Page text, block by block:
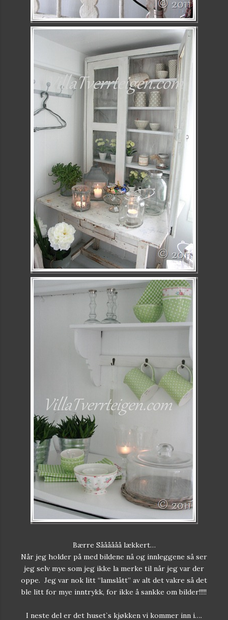
Bærre Såååååå lækkert…
Når jeg holder på med bildene nå og innleggene så ser
jeg selv mye som jeg ikke la merke til når jeg var der
oppe. Jeg var nok litt “lamslått” av alt det vakre så det
ble litt for mye inntrykk, for ikke å sankke om bilder!!!!!
I neste del er det huset`s kjøkken vi kommer inn i….